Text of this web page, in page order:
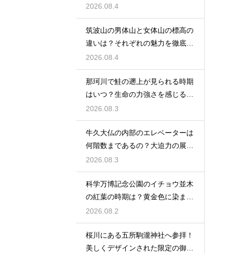
の拠点
2026.08.4
筑波山の男体山と女体山の標高の
違いは？それぞれの魅力を徹底解
説する
2026.08.4
那珂川で鮭の遡上が見られる時期
はいつ？生命の力強さを感じる秋
の風物詩
2026.08.3
牛久大仏の内部のエレベーターは
何階数まであるの？大迫力の展望
を満喫
2026.08.3
科学万博記念公園のイチョウ並木
の紅葉の時期は？黄金色に染まる
秋の絶景
2026.08.2
桜川にある五所駒瀧神社へ参拝！
美しくデザインされた限定の御朱